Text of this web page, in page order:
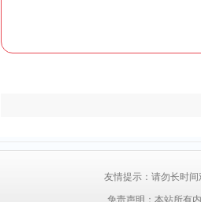
友情提示：请勿长时
免责声明：本站所有